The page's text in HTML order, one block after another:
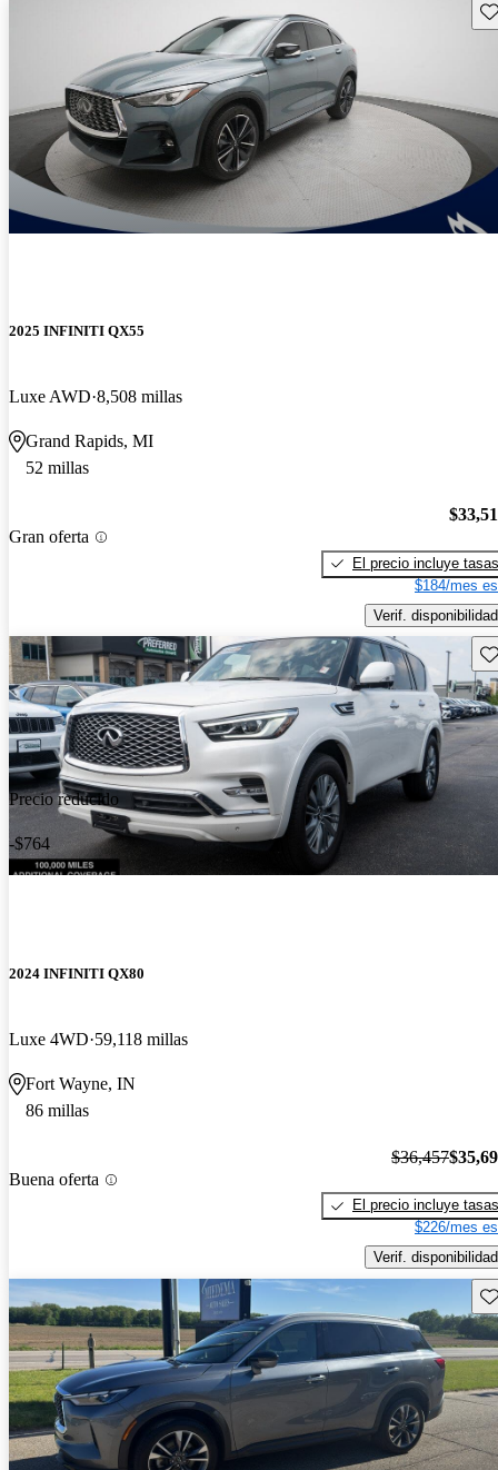
2025 INFINITI QX55
Luxe AWD 8,508 millas
Grand Rapids, MI
52 millas
Gran oferta
El precio incluye tasas
$184/mes
Verif. disponibilidad
Precio reducido
-$764
2024 INFINITI QX80
Luxe 4WD 59,118 millas
Fort Wayne, IN
86 millas
Buena oferta
$36,457
El precio incluye tasas
$226/mes
Verif. disponibilidad